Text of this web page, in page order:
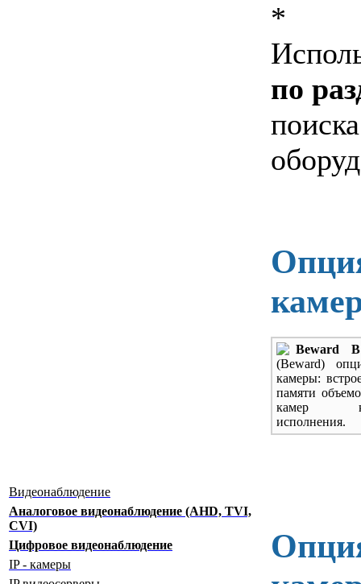
Видеонаблюдение
Аналоговое видеонаблюдение (AHD, TVI,
CVI)
Цифровое видеонаблюдение
IP - камеры
*
по
Beward
(Beward)
камеры:
памяти
камер
исполнения.